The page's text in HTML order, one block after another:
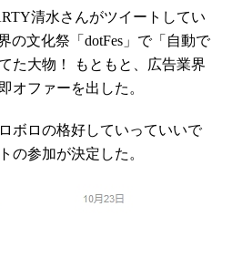
清水さんがツイートしてい
の文化祭「dotFes」で「自動で
た大物！ もともと、広告業界
オファーを出した。
ボロの格好していっていいで
の参加が決定した。